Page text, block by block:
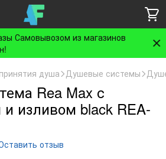
Самовывозом из магазинов
душа Душевые системы
Rea Max с
изливом black REA-
отзыв